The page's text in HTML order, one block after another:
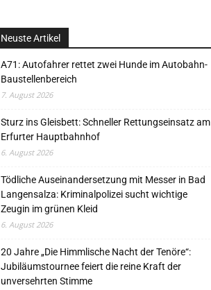
Neuste Artikel
A71: Autofahrer rettet zwei Hunde im Autobahn-
Baustellenbereich
7. August 2026
Sturz ins Gleisbett: Schneller Rettungseinsatz am
Erfurter Hauptbahnhof
6. August 2026
Tödliche Auseinandersetzung mit Messer in Bad
Langensalza: Kriminalpolizei sucht wichtige
Zeugin im grünen Kleid
6. August 2026
20 Jahre „Die Himmlische Nacht der Tenöre“:
Jubiläumstournee feiert die reine Kraft der
unversehrten Stimme